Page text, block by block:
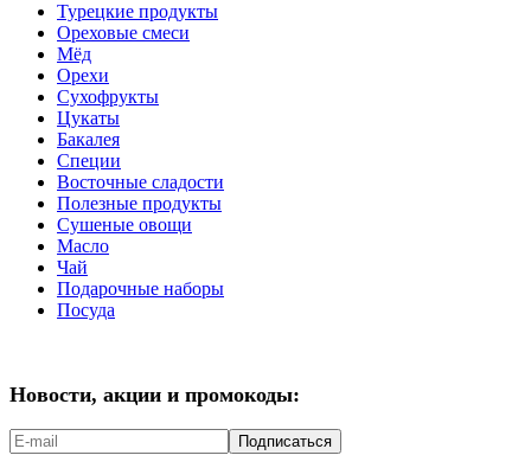
Турецкие продукты
Ореховые смеси
Мёд
Орехи
Сухофрукты
Цукаты
Бакалея
Специи
Восточные сладости
Полезные продукты
Сушеные овощи
Масло
Чай
Подарочные наборы
Посуда
Новости, акции и промокоды:
Подписаться